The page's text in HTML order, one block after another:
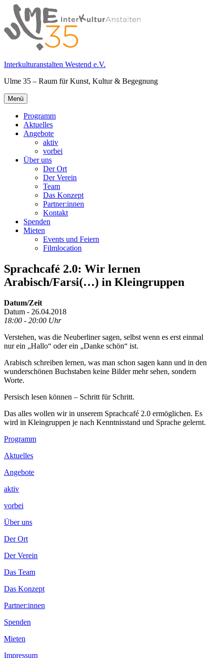
Springe
zum
Inhalt
Interkulturanstalten Westend e.V.
Ulme 35 – Raum für Kunst, Kultur & Begegnung
Primäres
Menü
Menü
Programm
Aktuelles
Angebote
aktiv
vorbei
Über uns
Der Ort
Der Verein
Team
Das Konzept
Partner:innen
Kontakt
Spenden
Mieten
Events und Feiern
Filmlocation
Sprachcafé 2.0: Wir lernen
Arabisch/Farsi(…) in Kleingruppen
Datum/Zeit
Datum - 26.04.2018
18:00 - 20:00 Uhr
Verstehen, was die Neuberliner sagen, selbst wenn es erst einmal
nur ein „Hallo“ oder ein „Danke schön“ ist.
Arabisch schreiben lernen, was man schon sagen kann und in den
wunderschönen Buchstaben keine Bilder mehr sehen, sondern
Worte.
Persisch lesen können – Schritt für Schritt.
Das alles wollen wir in unserem Sprachcafé 2.0 ermöglichen. Es
wird in Kleingruppen je nach Kenntnisstand und Sprache gelernt.
Footer
Inhalt
Programm
Aktuelles
Angebote
aktiv
vorbei
Über uns
Der Ort
Der Verein
Das Team
Das Konzept
Partner:innen
Spenden
Mieten
Impressum